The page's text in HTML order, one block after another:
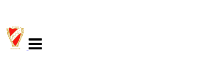
navigasjon